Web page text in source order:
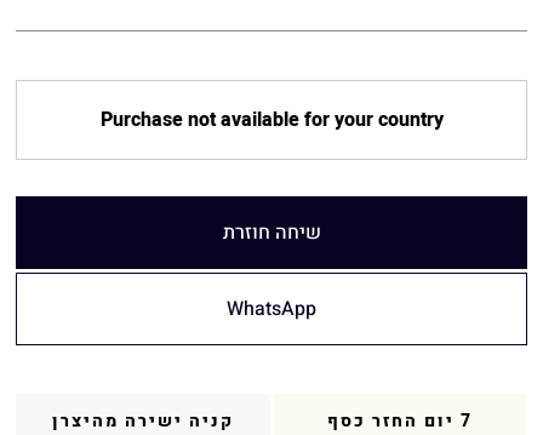
Purchase not available for your country
שיחה חוזרת
WhatsApp
7 יום החזר כסף קניה ישירה מהיצרן